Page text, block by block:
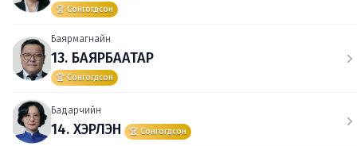
🏆 Сонгогдсон
Баярмагнайн
13. БАЯРБААТАР
🏆 Сонгогдсон
Бадарчийн
14. ХЭРЛЭН 🏆 Сонгогдсон